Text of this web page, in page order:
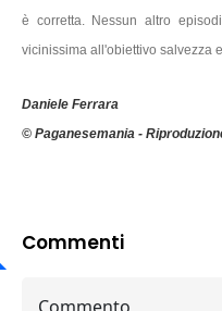
è corretta. Nessun altro
vicinissima all'obiettivo salvezza
Daniele Ferrara
© Paganesemania -
Commenti